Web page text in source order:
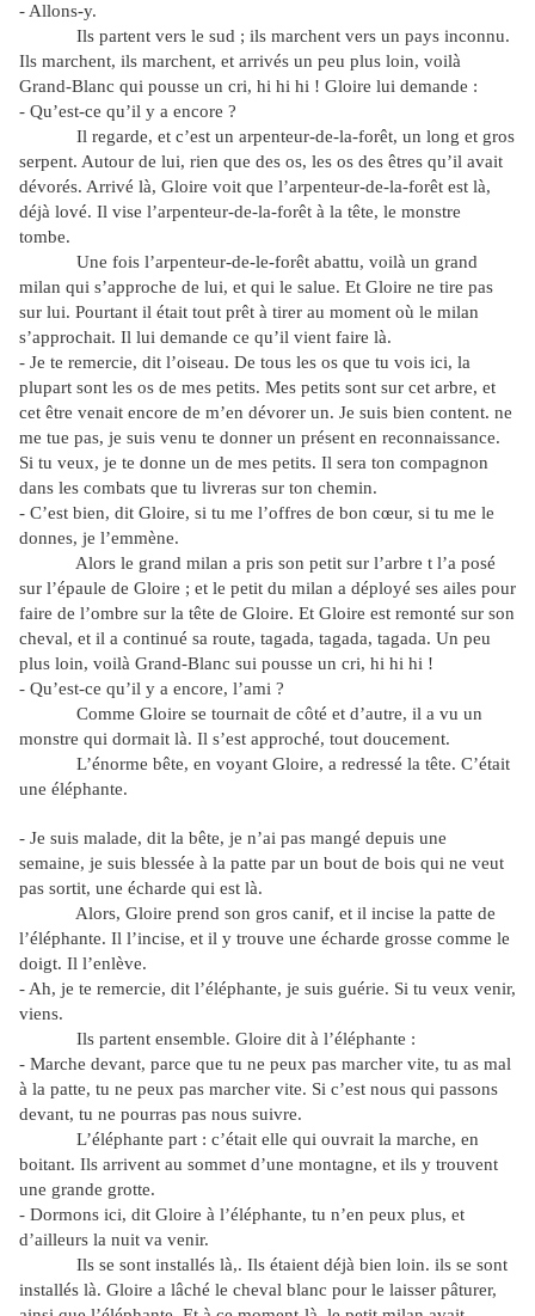
- Allons-y.
Ils partent vers le sud ; ils marchent vers un pays inconnu.
Ils marchent, ils marchent, et arrivés un peu plus loin, voilà
Grand-Blanc qui pousse un cri, hi hi hi ! Gloire lui demande :
- Qu’est-ce qu’il y a encore ?
Il regarde, et c’est un arpenteur-de-la-forêt, un long et gros
serpent. Autour de lui, rien que des os, les os des êtres qu’il avait
dévorés. Arrivé là, Gloire voit que l’arpenteur-de-la-forêt est là,
déjà lové. Il vise l’arpenteur-de-la-forêt à la tête, le monstre
tombe.
Une fois l’arpenteur-de-le-forêt abattu, voilà un grand
milan qui s’approche de lui, et qui le salue. Et Gloire ne tire pas
sur lui. Pourtant il était tout prêt à tirer au moment où le milan
s’approchait. Il lui demande ce qu’il vient faire là.
- Je te remercie, dit l’oiseau. De tous les os que tu vois ici, la
plupart sont les os de mes petits. Mes petits sont sur cet arbre, et
cet être venait encore de m’en dévorer un. Je suis bien content. ne
me tue pas, je suis venu te donner un présent en reconnaissance.
Si tu veux, je te donne un de mes petits. Il sera ton compagnon
dans les combats que tu livreras sur ton chemin.
- C’est bien, dit Gloire, si tu me l’offres de bon cœur, si tu me le
donnes, je l’emmène.
Alors le grand milan a pris son petit sur l’arbre t l’a posé
sur l’épaule de Gloire ; et le petit du milan a déployé ses ailes pour
faire de l’ombre sur la tête de Gloire. Et Gloire est remonté sur son
cheval, et il a continué sa route, tagada, tagada, tagada. Un peu
plus loin, voilà Grand-Blanc sui pousse un cri, hi hi hi !
- Qu’est-ce qu’il y a encore, l’ami ?
Comme Gloire se tournait de côté et d’autre, il a vu un
monstre qui dormait là. Il s’est approché, tout doucement.
L’énorme bête, en voyant Gloire, a redressé la tête. C’était
une éléphante.
- Je suis malade, dit la bête, je n’ai pas mangé depuis une
semaine, je suis blessée à la patte par un bout de bois qui ne veut
pas sortit, une écharde qui est là.
Alors, Gloire prend son gros canif, et il incise la patte de
l’éléphante. Il l’incise, et il y trouve une écharde grosse comme le
doigt. Il l’enlève.
- Ah, je te remercie, dit l’éléphante, je suis guérie. Si tu veux venir,
viens.
Ils partent ensemble. Gloire dit à l’éléphante :
- Marche devant, parce que tu ne peux pas marcher vite, tu as mal
à la patte, tu ne peux pas marcher vite. Si c’est nous qui passons
devant, tu ne pourras pas nous suivre.
L’éléphante part : c’était elle qui ouvrait la marche, en
boitant. Ils arrivent au sommet d’une montagne, et ils y trouvent
une grande grotte.
- Dormons ici, dit Gloire à l’éléphante, tu n’en peux plus, et
d’ailleurs la nuit va venir.
Ils se sont installés là,. Ils étaient déjà bien loin. ils se sont
installés là. Gloire a lâché le cheval blanc pour le laisser pâturer,